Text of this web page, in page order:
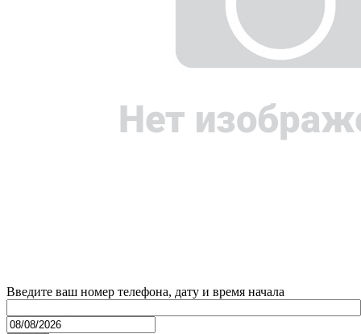
Введите ваш номер телефона, дату и время начала